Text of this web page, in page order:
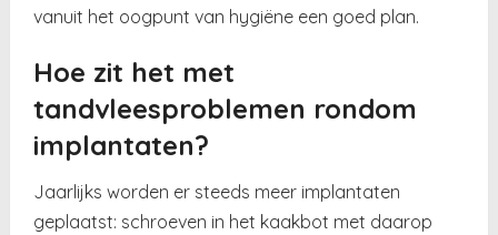
vanuit het oogpunt van hygiëne een goed plan.
Hoe zit het met
tandvleesproblemen rondom
implantaten?
Jaarlijks worden er steeds meer implantaten
geplaatst: schroeven in het kaakbot met daarop